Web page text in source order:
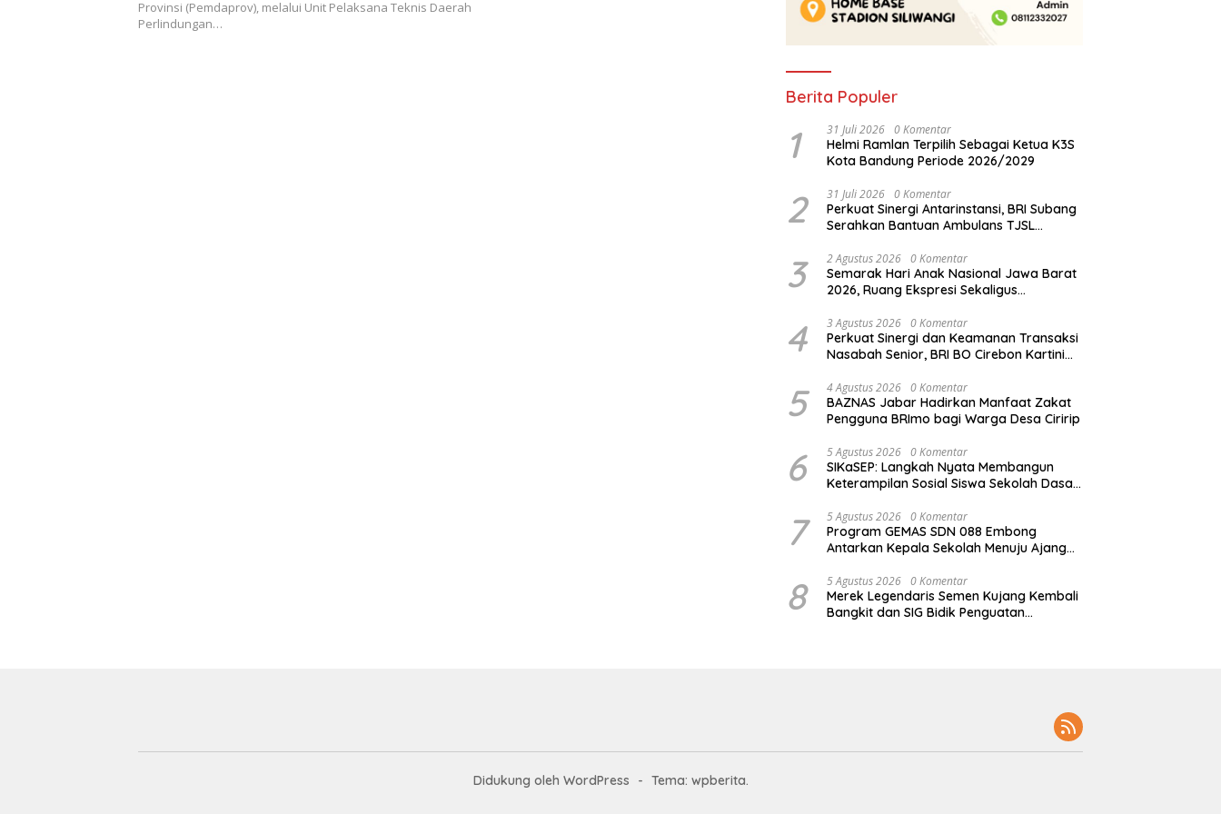
Provinsi (Pemdaprov), melalui Unit Pelaksana Teknis Daerah
Perlindungan…
Berita Populer
1 31 Juli 2026 0 Komentar
Helmi Ramlan Terpilih Sebagai Ketua K3S
Kota Bandung Periode 2026/2029
2 31 Juli 2026 0 Komentar
Perkuat Sinergi Antarinstansi, BRI Subang
Serahkan Bantuan Ambulans TJSL
Penunjang Kesehatan Masyarakat
3 2 Agustus 2026 0 Komentar
Semarak Hari Anak Nasional Jawa Barat
2026, Ruang Ekspresi Sekaligus
4 3 Agustus 2026 0 Komentar
Perkuat Sinergi dan Keamanan Transaksi
Nasabah Senior, BRI BO Cirebon Kartini
5 4 Agustus 2026 0 Komentar
BAZNAS Jabar Hadirkan Manfaat Zakat
Pengguna BRImo bagi Warga Desa Ciririp
6 5 Agustus 2026 0 Komentar
SIKaSEP: Langkah Nyata Membangun
Keterampilan Sosial Siswa Sekolah Dasar
7 5 Agustus 2026 0 Komentar
Program GEMAS SDN 088 Embong
Antarkan Kepala Sekolah Menuju Ajang
Barat 2026
8 5 Agustus 2026 0 Komentar
Merek Legendaris Semen Kujang Kembali
Bangkit dan SIG Bidik Penguatan
Didukung oleh WordPress - Tema: wpberita.